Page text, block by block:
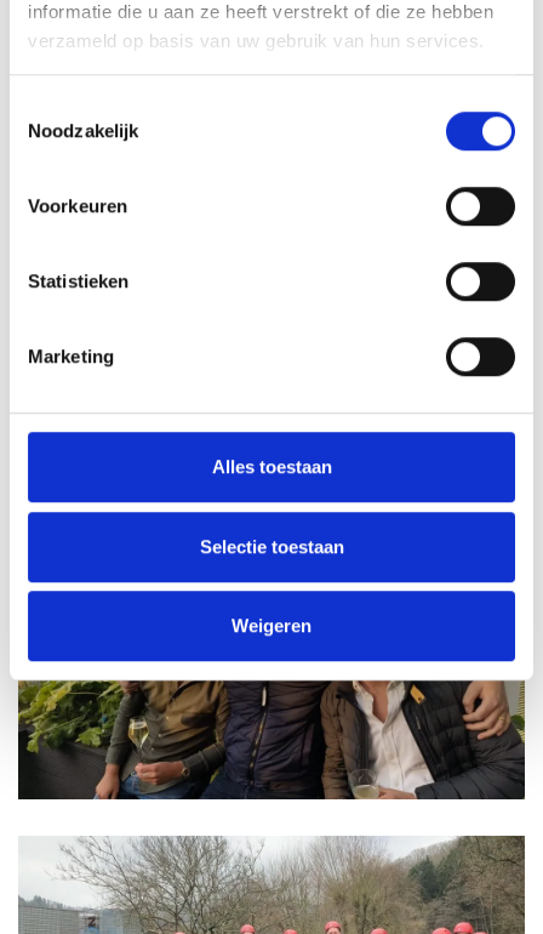
informatie die u aan ze heeft verstrekt of die ze hebben
verzameld op basis van uw gebruik van hun services.
Noodzakelijk
Voorkeuren
Statistieken
Marketing
Alles toestaan
Selectie toestaan
Weigeren